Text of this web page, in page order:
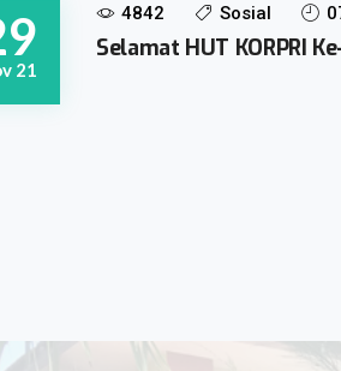
21
4842 Sosial
Selamat HUT KORPRI